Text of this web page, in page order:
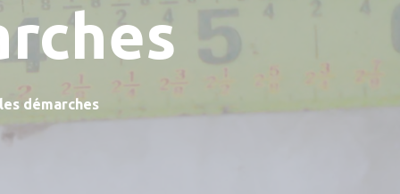
démarches